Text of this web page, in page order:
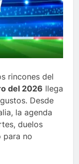
rincones del
del 2026 llega
Desde
la agenda
duelos
para no